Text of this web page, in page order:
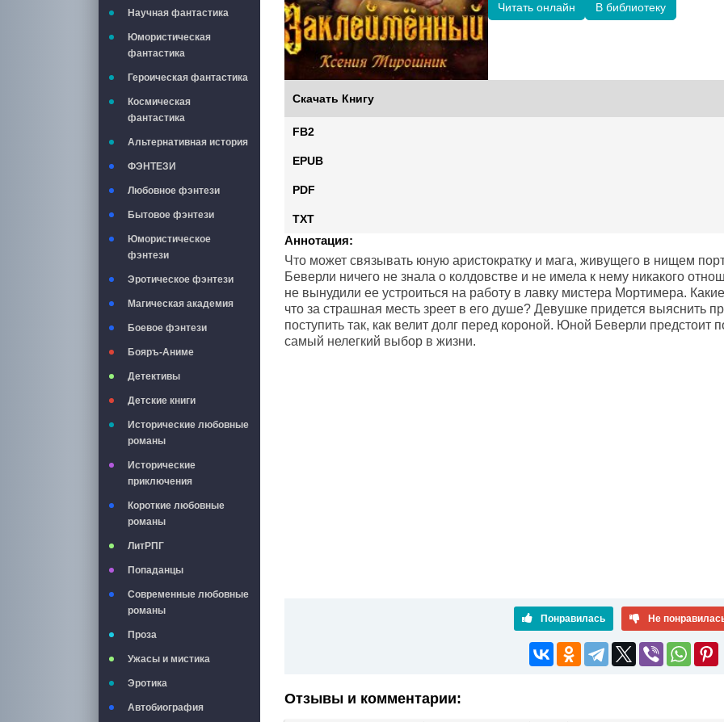
Научная фантастика
Юмористическая
фантастика
Героическая фантастика
Космическая
фантастика
Альтернативная история
ФЭНТЕЗИ
Любовное фэнтези
Бытовое фэнтези
Юмористическое
фэнтези
Эротическое фэнтези
Магическая академия
Боевое фэнтези
Бояръ-Аниме
Детективы
Детские книги
Исторические любовные
романы
Исторические
приключения
Короткие любовные
романы
ЛитРПГ
Попаданцы
Современные любовные
романы
Проза
Ужасы и мистика
Эротика
Автобиография
Читать онлайн В библиотеку
Скачать Книгу
FB2
EPUB
PDF
TXT
Аннотация:
Что может связывать юную аристократку и мага, живущего в нищем
Беверли ничего не знала о колдовстве и не имела к нему никакого
не вынудили ее устроиться на работу в лавку мистера Мортимера.
что за страшная месть зреет в его душе? Девушке придется выяснить
поступить так, как велит долг перед короной. Юной Беверли предстоит
самый нелегкий выбор в жизни.
Понравилась Не
Отзывы и комментарии: